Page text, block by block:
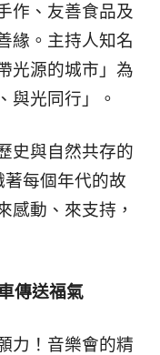
作、友善食品及
緣。主持人知名
光源的城市」為
與光同行」。
史與自然共存的
每個年代的故
感動、來支持，
傳送福氣
力！音樂會的精